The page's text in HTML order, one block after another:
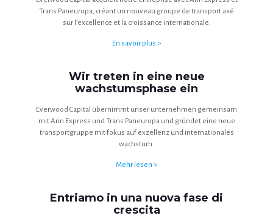
Trans Paneuropa, créant un nouveau groupe de transport axé
sur l’excellence et la croissance internationale.
En savoir plus >
Wir treten in eine neue
wachstumsphase ein
Everwood Capital übernimmt unser unternehmen gemeinsam
mit Arin Express und Trans Paneuropa und gründet eine neue
transportgruppe mit fokus auf exzellenz und internationales
wachstum.
Mehr lesen >
Entriamo in una nuova fase di
crescita